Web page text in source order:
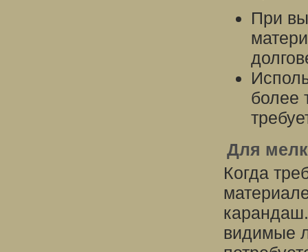
При
более
Для
Когда
видимые